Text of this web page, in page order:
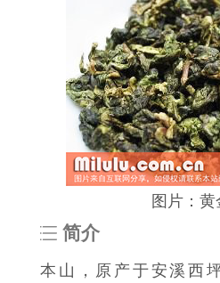
图片：黄
简介
本山，原产于安溪西